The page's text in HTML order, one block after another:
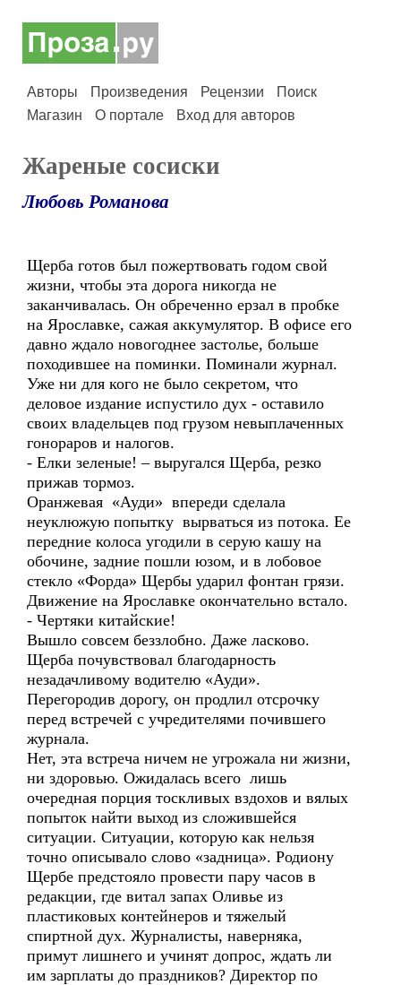
Авторы Произведения Рецензии
Поиск
Магазин
О портале Вход для авторов
Жареные сосиски
Любовь Романова
Щерба готов был пожертвовать годом свой
жизни, чтобы эта дорога никогда не
заканчивалась. Он обреченно ерзал в пробке
на Ярославке, сажая аккумулятор. В офисе его
давно ждало новогоднее застолье, больше
походившее на поминки. Поминали журнал.
Уже ни для кого не было секретом, что
деловое издание испустило дух - оставило
своих владельцев под грузом невыплаченных
гонораров и налогов.
- Елки зеленые! – выругался Щерба, резко
прижав тормоз.
Оранжевая «Ауди» впереди сделала
неуклюжую попытку вырваться из потока. Ее
передние колоса угодили в серую кашу на
обочине, задние пошли юзом, и в лобовое
стекло «Форда» Щербы ударил фонтан грязи.
Движение на Ярославке окончательно встало.
- Чертяки китайские!
Вышло совсем беззлобно. Даже ласково.
Щерба почувствовал благодарность
незадачливому водителю «Ауди».
Перегородив дорогу, он продлил отсрочку
перед встречей с учредителями почившего
журнала.
Нет, эта встреча ничем не угрожала ни жизни,
ни здоровью. Ожидалась всего лишь
очередная порция тоскливых вздохов и вялых
попыток найти выход из сложившейся
ситуации. Ситуации, которую как нельзя
точно описывало слово «задница». Родиону
Щербе предстояло провести пару часов в
редакции, где витал запах Оливье из
пластиковых контейнеров и тяжелый
спиртной дух. Журналисты, наверняка,
примут лишнего и учинят допрос, ждать ли
им зарплаты до праздников? Директор по